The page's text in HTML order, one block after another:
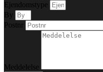
Ejendomstype
By
Postnr
Meddelelse